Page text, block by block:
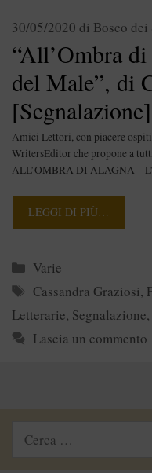
“All’Ombra
del Male”, di
[Segnalazione]
30/05/2020 di Bosco dei
Amici Lettori, con piacere
WritersEditor che propone a
ALL’OMBRA DI ALAGNA –
LEGGI DI PIÙ…
Categorie
Varie
Tag
Cassandra Graziosi,
Letterarie, Segnalazione,
Lascia un commento
Ricerca